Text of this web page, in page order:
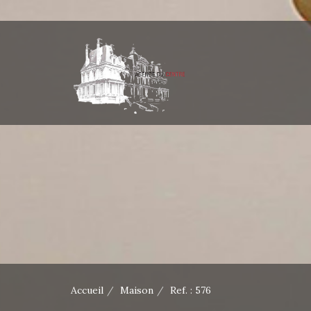
Accueil Maison Ref. : 576